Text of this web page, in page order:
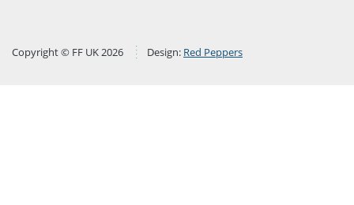
Copyright © FF UK 2026 Design: Red Peppers